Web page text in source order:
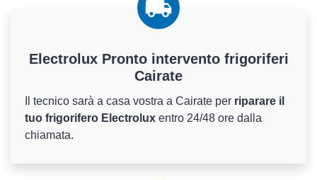
Electrolux Pronto intervento frigoriferi
Cairate
Il tecnico sarà a casa vostra a Cairate per riparare il
tuo frigorifero Electrolux entro 24/48 ore dalla
chiamata.